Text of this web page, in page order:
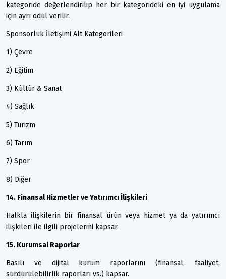
kategoride değerlendirilip her bir kategorideki en iyi uygulama
için ayrı ödül verilir.
Sponsorluk İletişimi Alt Kategorileri
1) Çevre
2) Eğitim
3) Kültür & Sanat
4) Sağlık
5) Turizm
6) Tarım
7) Spor
8) Diğer
14. Finansal Hizmetler ve Yatırımcı İlişkileri
Halkla ilişkilerin bir finansal ürün veya hizmet ya da yatırımcı
ilişkileri ile ilgili projelerini kapsar.
15. Kurumsal Raporlar
Basılı ve dijital kurum raporlarını (finansal, faaliyet,
sürdürülebilirlik raporları vs.) kapsar.